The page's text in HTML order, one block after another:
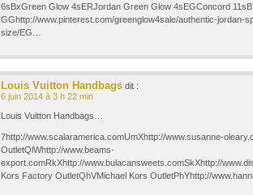
6sBxGreen Glow 4sERJordan Green Glow 4sEGConcord
GGhttp://www.pinterest.com/greenglow4sale/authentic-jordan-
size/EG…
Louis Vuitton Handbags dit :
6 juin 2014 à 3 h 22 min
Louis Vuitton Handbags…
7http://www.scalaramerica.comUmXhttp://www.susanne-
OutletQlWhttp://www.beams-
export.comRkXhttp://www.bulacansweets.comSkXhttp://
Kors Factory OutletQhVMichael Kors OutletPhYhttp://